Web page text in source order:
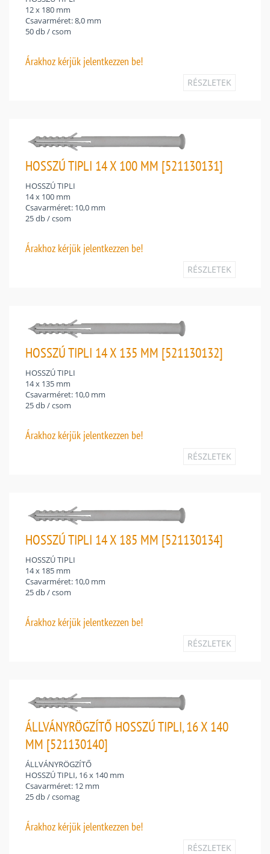
12 x 180 mm
Csavarméret: 8,0 mm
50 db / csom
Árakhoz kérjük jelentkezzen be!
RÉSZLETEK
HOSSZÚ TIPLI 14 X 100 MM [521130131]
HOSSZÚ TIPLI
14 x 100 mm
Csavarméret: 10,0 mm
25 db / csom
Árakhoz kérjük jelentkezzen be!
RÉSZLETEK
HOSSZÚ TIPLI 14 X 135 MM [521130132]
HOSSZÚ TIPLI
14 x 135 mm
Csavarméret: 10,0 mm
25 db / csom
Árakhoz kérjük jelentkezzen be!
RÉSZLETEK
HOSSZÚ TIPLI 14 X 185 MM [521130134]
HOSSZÚ TIPLI
14 x 185 mm
Csavarméret: 10,0 mm
25 db / csom
Árakhoz kérjük jelentkezzen be!
RÉSZLETEK
ÁLLVÁNYRÖGZÍTŐ HOSSZÚ TIPLI, 16 X 140
MM [521130140]
ÁLLVÁNYRÖGZÍTŐ
HOSSZÚ TIPLI, 16 x 140 mm
Csavarméret: 12 mm
25 db / csomag
Árakhoz kérjük jelentkezzen be!
RÉSZLETEK